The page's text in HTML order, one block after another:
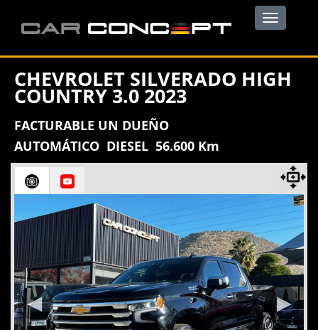
Toggle
navigation
CHEVROLET SILVERADO HIGH
COUNTRY 3.0 2023
FACTURABLE UN DUEÑO
AUTOMÁTICO DIESEL 56.600 Km